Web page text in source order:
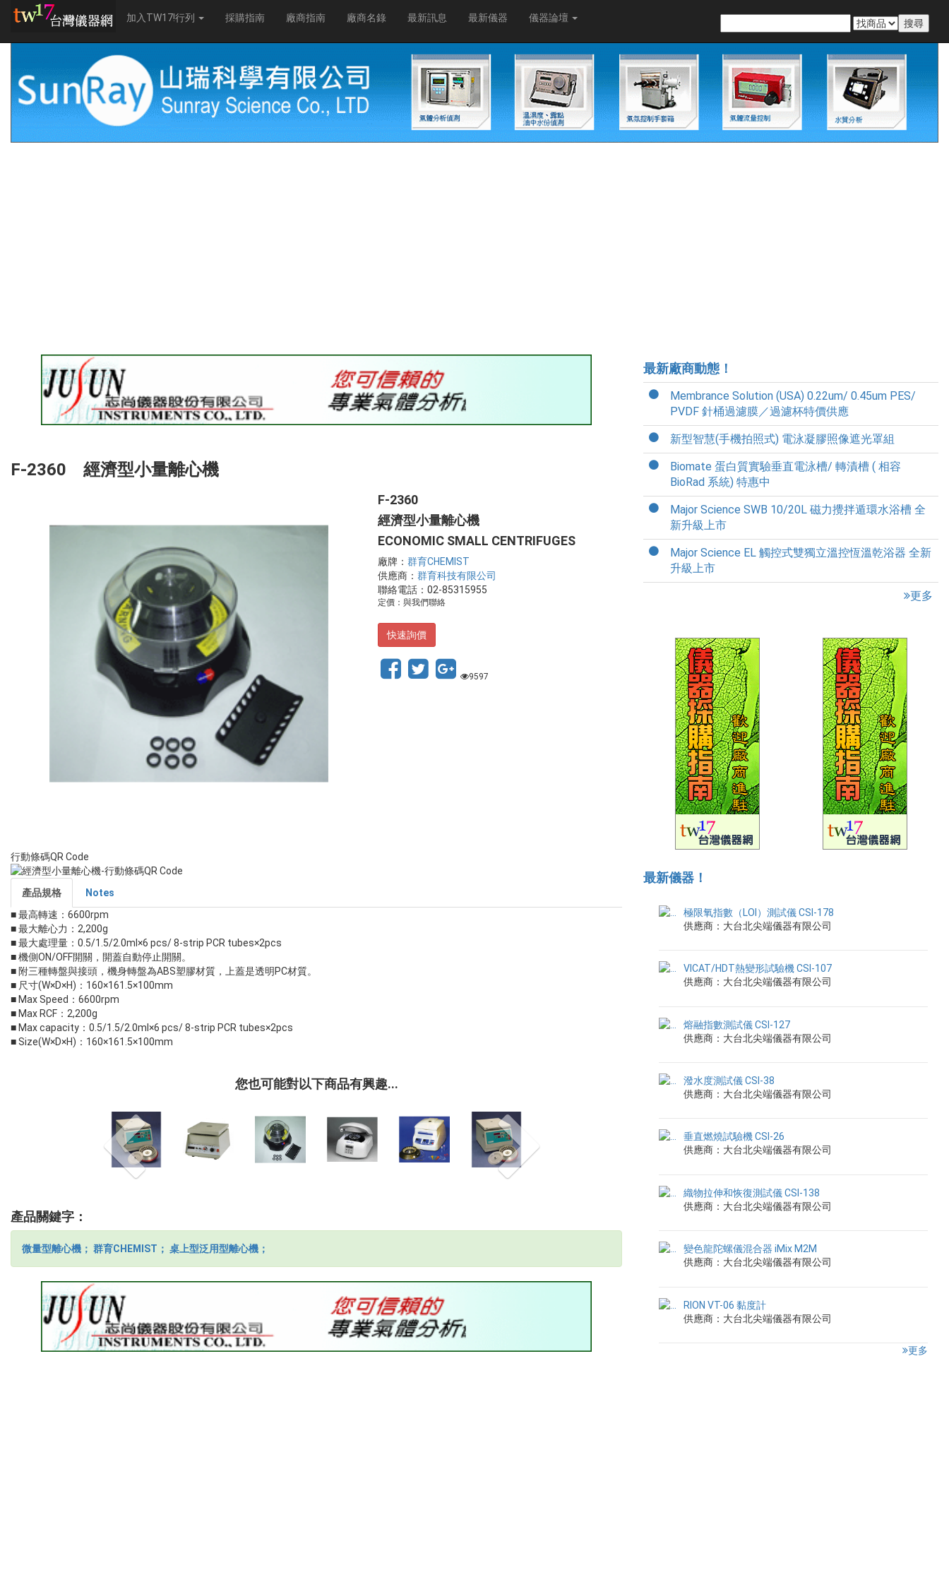
加入TW17!行列 採購指南 廠商指南 廠商名錄 最新訊息 最新儀器 儀器論壇
F-2360 經濟型小量離心機
F-2360
經濟型小量離心機
ECONOMIC SMALL CENTRIFUGES
廠牌：群育CHEMIST
供應商：群育科技有限公司
聯絡電話：02-85315955
定價：與我們聯絡
快速詢價
9597
行動條碼QR Code
產品規格
Notes
■ 最高轉速：6600rpm
■ 最大離心力：2,200g
■ 最大處理量：0.5/1.5/2.0ml×6 pcs/ 8-strip PCR tubes×2pcs
■ 機側ON/OFF開關，開蓋自動停止開關。
■ 附三種轉盤與接頭，機身轉盤為ABS塑膠材質，上蓋是透明PC材質。
■ 尺寸(W×D×H)：160×161.5×100mm
■ Max Speed：6600rpm
■ Max RCF：2,200g
■ Max capacity：0.5/1.5/2.0ml×6 pcs/ 8-strip PCR tubes×2pcs
■ Size(W×D×H)：160×161.5×100mm
您也可能對以下商品有興趣...
產品關鍵字：
微量型離心機； 群育CHEMIST； 桌上型泛用型離心機；
最新廠商動態！
Membrance Solution (USA) 0.22um/ 0.45um PES/
PVDF 針桶過濾膜／過濾杯特價供應
新型智慧(手機拍照式) 電泳凝膠照像遮光罩組
Biomate 蛋白質實驗垂直電泳槽/ 轉漬槽 ( 相容
BioRad 系統) 特惠中
Major Science SWB 10/20L 磁力攪拌遁環水浴槽 全
新升級上市
Major Science EL 觸控式雙獨立溫控恆溫乾浴器 全新
升級上市
更多
最新儀器！
極限氧指數（LOI）測試儀 CSI-178
供應商：大台北尖端儀器有限公司
VICAT/HDT熱變形試驗機 CSI-107
供應商：大台北尖端儀器有限公司
熔融指數測試儀 CSI-127
供應商：大台北尖端儀器有限公司
潑水度測試儀 CSI-38
供應商：大台北尖端儀器有限公司
垂直燃燒試驗機 CSI-26
供應商：大台北尖端儀器有限公司
織物拉伸和恢復測試儀 CSI-138
供應商：大台北尖端儀器有限公司
變色龍陀螺儀混合器 iMix M2M
供應商：大台北尖端儀器有限公司
RION VT-06 黏度計
供應商：大台北尖端儀器有限公司
更多